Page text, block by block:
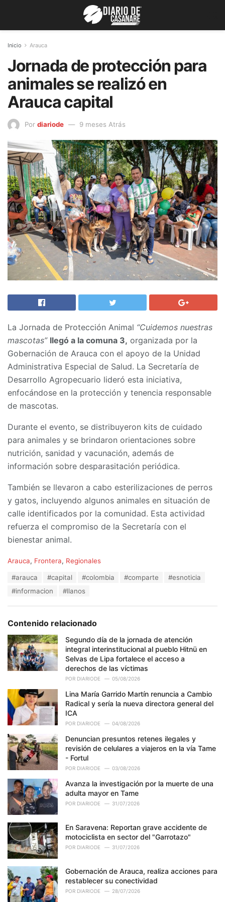
Inicio Arauca
Jornada de protección para
animales se realizó en
Arauca capital
Por diariode 9 meses Atrás
La Jornada de Protección Animal “Cuidemos nuestras
mascotas” llegó a la comuna 3, organizada por la
Gobernación de Arauca con el apoyo de la Unidad
Administrativa Especial de Salud. La Secretaría de
Desarrollo Agropecuario lideró esta iniciativa,
enfocándose en la protección y tenencia responsable
de mascotas.
Durante el evento, se distribuyeron kits de cuidado
para animales y se brindaron orientaciones sobre
nutrición, sanidad y vacunación, además de
información sobre desparasitación periódica.
También se llevaron a cabo esterilizaciones de perros
y gatos, incluyendo algunos animales en situación de
calle identificados por la comunidad. Esta actividad
refuerza el compromiso de la Secretaría con el
bienestar animal.
C
i
s
:
Arauca, Frontera, Regionales
#arauca #capital #colombia #comparte
#esnoticia
#informacion
#llanos
Contenido relacionado
Segundo día de la jornada de atención
integral interinstitucional al pueblo Hitnü en
Selvas de Lipa fortalece el acceso a
derechos de las víctimas
POR DIARIODE 05/08/2026
Lina María Garrido Martín renuncia a Cambio
Radical y sería la nueva directora general del
ICA
POR DIARIODE 04/08/2026
Denuncian presuntos retenes ilegales y
revisión de celulares a viajeros en la vía Tame
- Fortul
POR DIARIODE 03/08/2026
Avanza la investigación por la muerte de una
adulta mayor en Tame
POR DIARIODE 31/07/2026
En Saravena: Reportan grave accidente de
motociclista en sector del "Garrotazo"
POR DIARIODE 31/07/2026
Gobernación de Arauca, realiza acciones para
restablecer su conectividad
POR DIARIODE 28/07/2026